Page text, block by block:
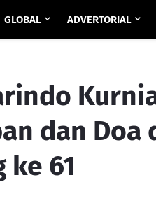
GLOBAL ADVERTORIAL
dan Doa
ke 61